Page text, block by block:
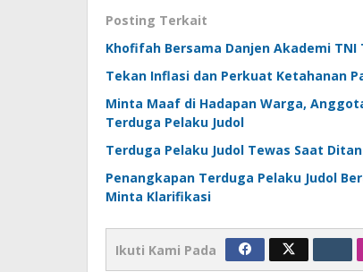
Posting Terkait
Khofifah Bersama Danjen Akademi
Tekan Inflasi dan Perkuat Ketahanan
Minta Maaf di Hadapan Warga,
Terduga Pelaku Judol
Terduga Pelaku Judol Tewas Saat
Penangkapan Terduga Pelaku Judol
Minta Klarifikasi
Ikuti Kami Pada